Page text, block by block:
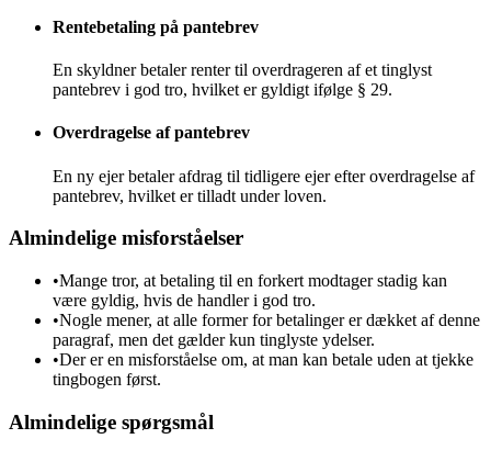
Rentebetaling på pantebrev
En skyldner betaler renter til overdrageren af et tinglyst
pantebrev i god tro, hvilket er gyldigt ifølge § 29.
Overdragelse af pantebrev
En ny ejer betaler afdrag til tidligere ejer efter overdragelse af
pantebrev, hvilket er tilladt under loven.
Almindelige misforståelser
•Mange tror, at betaling til en forkert modtager stadig kan
være gyldig, hvis de handler i god tro.
•Nogle mener, at alle former for betalinger er dækket af denne
paragraf, men det gælder kun tinglyste ydelser.
•Der er en misforståelse om, at man kan betale uden at tjekke
tingbogen først.
Almindelige spørgsmål